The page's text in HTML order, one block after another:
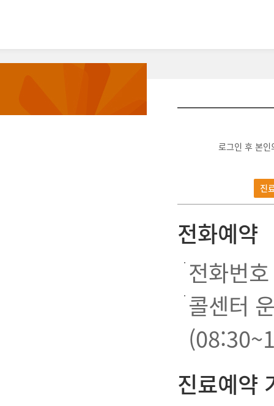
로그인 후 본
진
전화예약
전화번
콜센터
진료예약